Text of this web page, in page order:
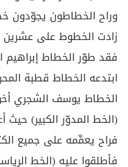
وراح الخطاطون
زادت الخطوط على عشرين
فقد طوّر الخطاط إبراهيم
ابتدعه الخطاط قطبة
الخطاط يوسف الشجري
(الخط المدوّر الكبير)
فراح يعمِّمه على جميع
فأطلقوا عليه (الخط